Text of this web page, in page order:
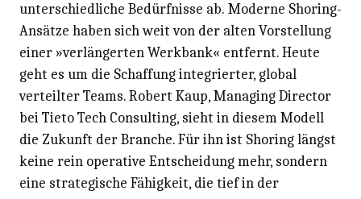
unterschiedliche Bedürfnisse ab. Moderne Shoring-
Ansätze haben sich weit von der alten Vorstellung
einer »verlängerten Werkbank« entfernt. Heute
geht es um die Schaffung integrierter, global
verteilter Teams. Robert Kaup, Managing Director
bei Tieto Tech Consulting, sieht in diesem Modell
die Zukunft der Branche. Für ihn ist Shoring längst
keine rein operative Entscheidung mehr, sondern
eine strategische Fähigkeit, die tief in der